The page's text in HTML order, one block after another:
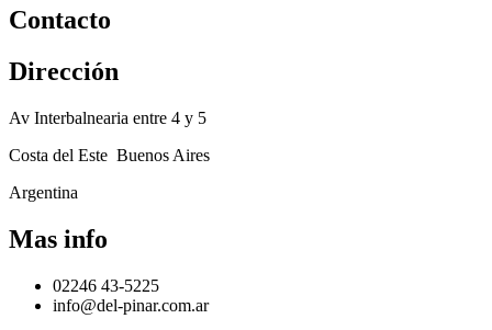
Contacto
Dirección
Av Interbalnearia entre 4 y 5
Costa del Este Buenos Aires
Argentina
Mas info
02246 43-5225
info@del-pinar.com.ar